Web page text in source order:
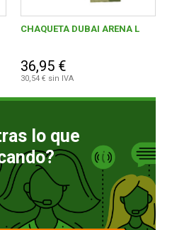
CHAQUETA DUBAI ARENA L
36,95 €
30,54 € sin IVA
lo que